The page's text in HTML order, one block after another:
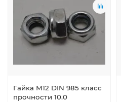
Гайка М12 DIN 985 класс
прочности 10.0